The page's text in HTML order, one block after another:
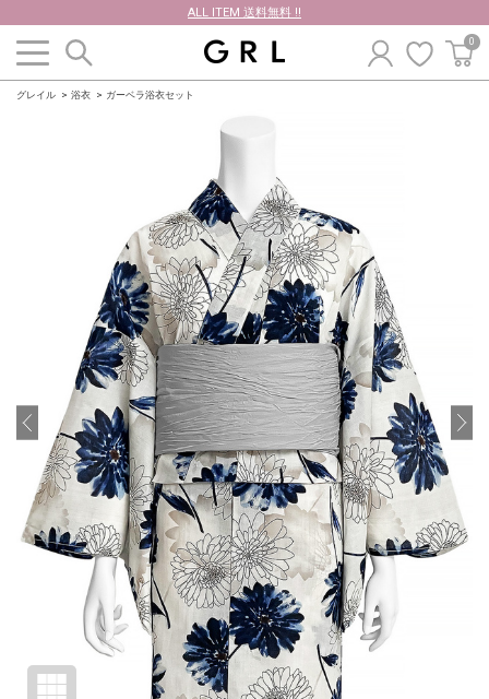
ALL ITEM 送料無料 !!
0
グレイル 浴衣 ガーベラ浴衣セット